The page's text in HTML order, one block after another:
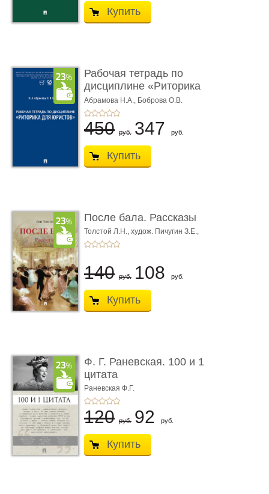
Купить
Рабочая тетрадь по
дисциплине «Риторика
для ю� ...
Абрамова Н.А., Боброва О.В.
450 руб. 347 руб.
Купить
После бала. Рассказы
Толстой Л.Н., худож. Пичугин З.Е.,
худож. Лебедев А.И.,
140 руб. 108 руб.
Купить
Ф. Г. Раневская. 100 и 1
цитата
Раневская Ф.Г.
120 руб. 92 руб.
Купить